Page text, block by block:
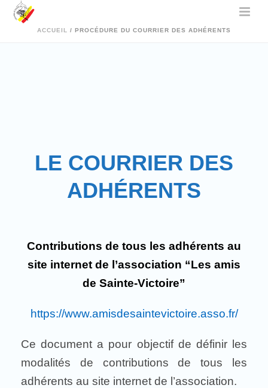
ACCUEIL / PROCÉDURE DU COURRIER DES ADHÉRENTS
LE COURRIER DES
ADHÉRENTS
Contributions de tous les adhérents au
site internet de l’association “Les amis
de Sainte-Victoire”
https://www.amisdesaintevictoire.asso.fr/
Ce document a pour objectif de définir les
modalités de contributions de tous les
adhérents au site internet de l’association.